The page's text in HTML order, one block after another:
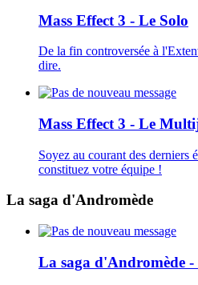
Mass Effect 3 - Le Solo
De la fin controversée à
dire.
Mass Effect 3 - Le
Soyez au courant des derniers
constituez votre équipe !
La saga d'Andromède
La saga d'Andromède -